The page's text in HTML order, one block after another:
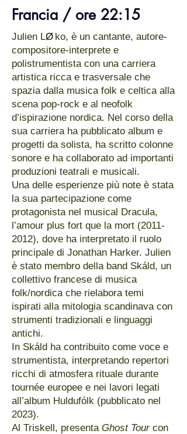
Francia / ore 22:15
Julien LØ ko, è un cantante, autore-
compositore-interprete e
polistrumentista con una carriera
artistica ricca e trasversale che
spazia dalla musica folk e celtica alla
scena pop-rock e al neofolk
d’ispirazione nordica. Nel corso della
sua carriera ha pubblicato album e
progetti da solista, ha scritto colonne
sonore e ha collaborato ad importanti
produzioni teatrali e musicali.
​Una delle esperienze più note è stata
la sua partecipazione come
protagonista nel musical Dracula,
l’amour plus fort que la mort (2011-
2012), dove ha interpretato il ruolo
principale di Jonathan Harker. Julien
è stato membro della band Skáld, un
collettivo francese di musica
folk/nordica che rielabora temi
ispirati alla mitologia scandinava con
strumenti tradizionali e linguaggi
antichi.
In Skáld ha contribuito come voce e
strumentista, interpretando repertori
ricchi di atmosfera rituale durante
tournée europee e nei lavori legati
all’album Huldufólk (pubblicato nel
2023).
​Al Triskell, presenta Ghost Tourcon